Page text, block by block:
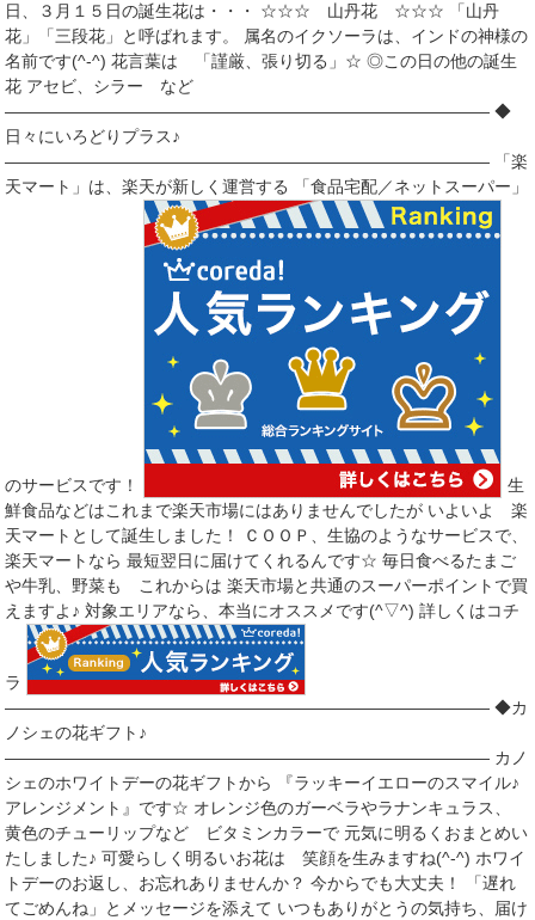
日、３月１５日の誕生花は・・・ ☆☆☆ 山丹花 ☆☆☆ 「山丹
花」「三段花」と呼ばれます。 属名のイクソーラは、インドの神様の
名前です(^-^) 花言葉は 「謹厳、張り切る」☆ ◎この日の他の誕生
花 アセビ、シラー など
――――――――――――――――――――――――――――― ◆
日々にいろどりプラス♪
――――――――――――――――――――――――――――― 「楽
天マート」は、楽天が新しく運営する 「食品宅配／ネットスーパー」
のサービスです！
生
鮮食品などはこれまで楽天市場にはありませんでしたが いよいよ 楽
天マートとして誕生しました！ ＣＯＯＰ、生協のようなサービスで、
楽天マートなら 最短翌日に届けてくれるんです☆ 毎日食べるたまご
や牛乳、野菜も これからは 楽天市場と共通のスーパーポイントで買
えますよ♪ 対象エリアなら、本当にオススメです(^▽^) 詳しくはコチ
ラ
――――――――――――――――――――――――――――― ◆カ
ノシェの花ギフト♪
――――――――――――――――――――――――――――― カノ
シェのホワイトデーの花ギフトから 『ラッキーイエローのスマイル♪
アレンジメント』です☆ オレンジ色のガーベラやラナンキュラス、
黄色のチューリップなど ビタミンカラーで 元気に明るくおまとめい
たしました♪ 可愛らしく明るいお花は 笑顔を生みますね(^-^) ホワイ
トデーのお返し、お忘れありませんか？ 今からでも大丈夫！ 「遅れ
てごめんね」とメッセージを添えて いつもありがとうの気持ち、届け